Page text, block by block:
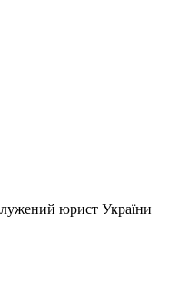
юрист України